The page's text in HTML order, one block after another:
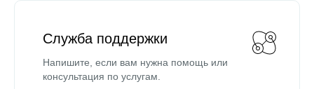
Служба поддержки
Напишите, если вам нужна помощь или
консультация по услугам.